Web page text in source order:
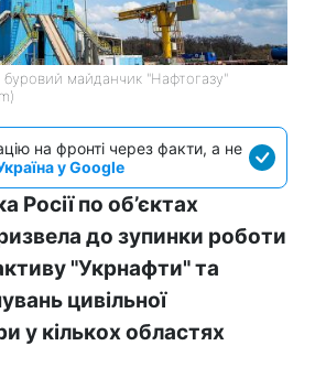
буровий майданчик "Нафтогазу"
на фронті через факти, а не
у Google
Росії по об’єктах
до зупинки роботи
"Укрнафти" та
цивільної
у кількох областях